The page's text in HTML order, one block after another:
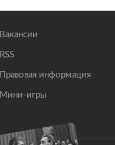
Вакансии
RSS
Правовая информация
Мини-игры